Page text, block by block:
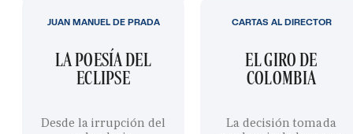
LA POESÍA DEL
ECLIPSE
Desde la irrupción del
JUAN MANUEL DE PRADA
EL GIRO DE
COLOMBIA
La decisión tomada
CARTAS AL DIRECTOR